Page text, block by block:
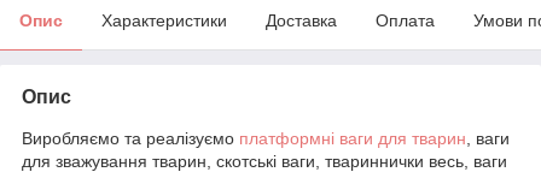
Опис Характеристики Доставка Оплата Умови
Опис
Виробляємо та реалізуємо платформні ваги для тварин , ваги
для зважування тварин, скотські ваги, твариннички весь, ваги